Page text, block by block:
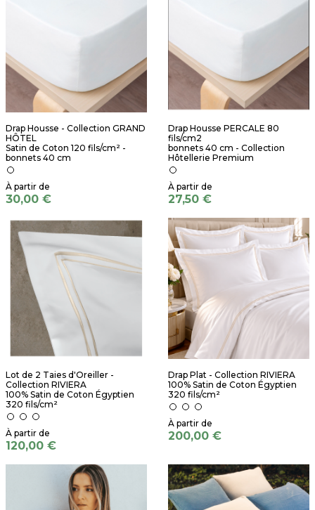
Drap Housse - Collection GRAND
HÔTEL
Satin de Coton 120 fils/cm² -
bonnets 40 cm
30,00 €
Drap Housse PERCALE 80
fils/cm2
bonnets 40 cm - Collection
Hôtellerie Premium
27,50 €
Lot de 2 Taies d'Oreiller -
Collection RIVIERA
100% Satin de Coton Égyptien
320 fils/cm²
120,00 €
Drap Plat - Collection RIVIERA
100% Satin de Coton Égyptien
320 fils/cm²
200,00 €